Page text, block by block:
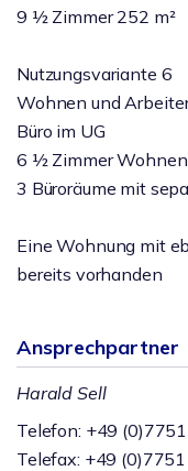
9 ½ Zimmer 252 m²
Nutzungsvariante 6
Wohnen und
Büro im UG
6 ½ Zimmer
3 Büroräume mit
Eine Wohnung mit
bereits vorhanden
Ansprechpartner
Harald Sell
Telefon: +49
Telefax: +49